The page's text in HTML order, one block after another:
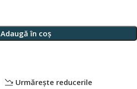
Adaugă în coș
Urmărește reducerile